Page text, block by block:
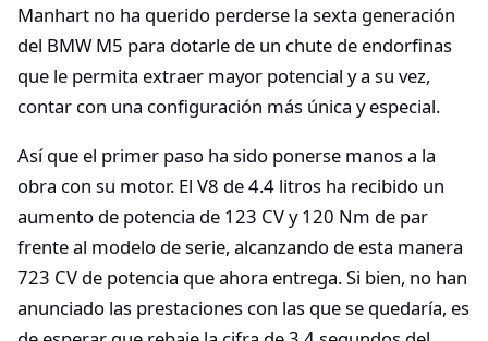
Manhart no ha querido perderse la sexta generación
del BMW M5 para dotarle de un chute de endorfinas
que le permita extraer mayor potencial y a su vez,
contar con una configuración más única y especial.
Así que el primer paso ha sido ponerse manos a la
obra con su motor. El V8 de 4.4 litros ha recibido un
aumento de potencia de 123 CV y 120 Nm de par
frente al modelo de serie, alcanzando de esta manera
723 CV de potencia que ahora entrega. Si bien, no han
anunciado las prestaciones con las que se quedaría, es